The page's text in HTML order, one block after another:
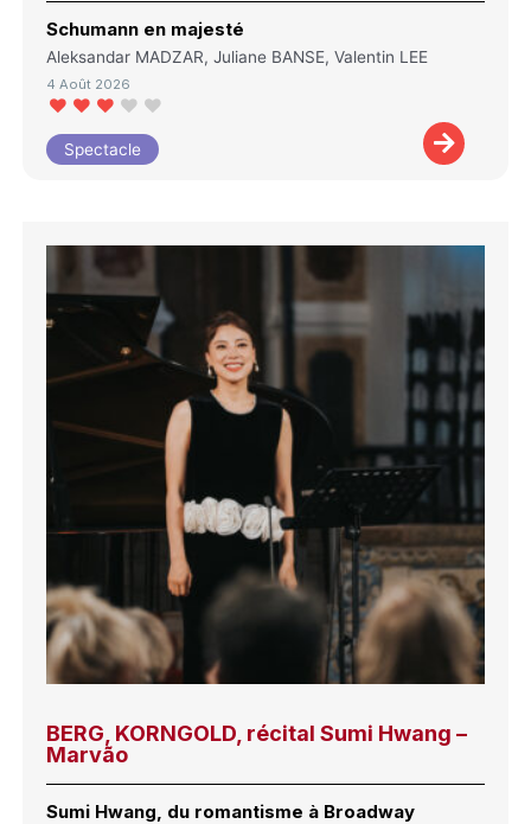
Schumann en majesté
Aleksandar MADZAR, Juliane BANSE, Valentin LEE
4 Août 2026
Spectacle
BERG, KORNGOLD, récital Sumi Hwang –
Marvão
Sumi Hwang, du romantisme à Broadway